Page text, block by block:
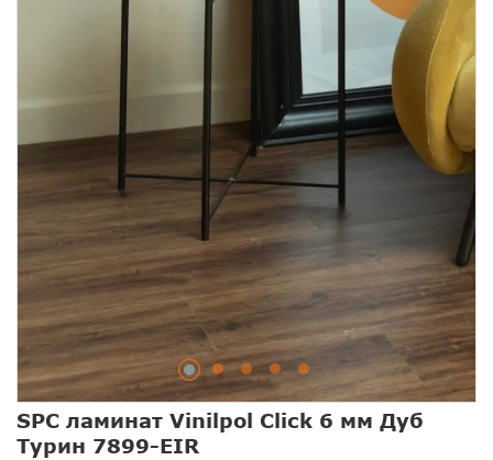
SPC ламинат Vinilpol Click 6 мм Дуб
Турин 7899-EIR